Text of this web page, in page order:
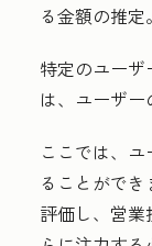
る金額の推定。
特定のユー
は、ユーザー
ここでは、
ることがで
評価し、営